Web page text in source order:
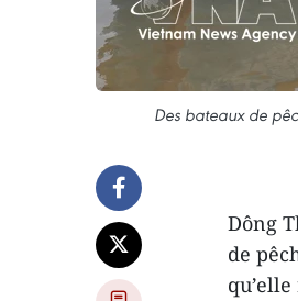
Des bateaux de
Dông
de